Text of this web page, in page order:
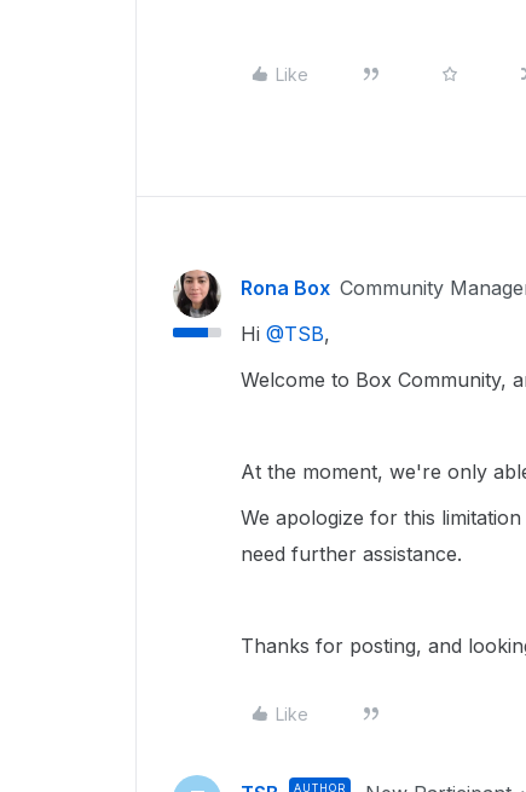
Like
Rona Box Community
Hi ​ @TSB,
Welcome to Box Community,
At the moment, we're only
We apologize for this
need further assistance.
Thanks for posting, and
Like
AUTHOR